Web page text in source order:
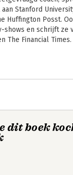
Stanford
Huffington Posst.
shows en schrijft ze
The Financial Times.
dit boek